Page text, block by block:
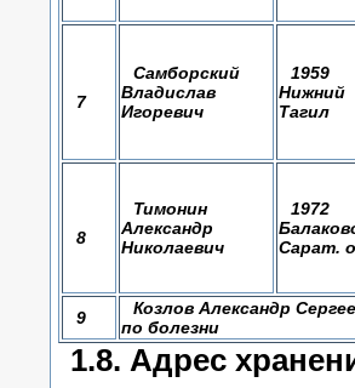
7
Самборский
Владислав
Игоревич
1959
Нижний
Тагил
8
Тимонин
Александр
Николаевич
1972
Сарат.
9
Козлов Александр
по болезни
1.8. Адрес